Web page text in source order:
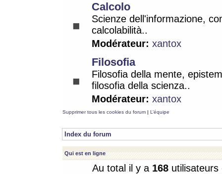
Calcolo
Scienze dell'informazione,
calcolabilità..
Modérateur: xantox
Filosofia
Filosofia della mente,
filosofia della scienza..
Modérateur: xantox
Supprimer tous les cookies du forum | L’équipe
Index du forum
Qui est en ligne
Au total il y a 168